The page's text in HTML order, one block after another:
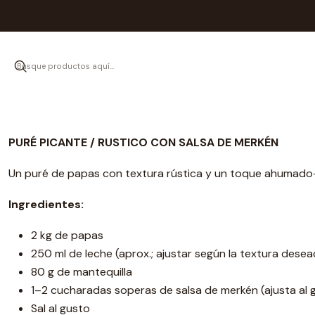
Puré
PURÉ PICANTE / RUSTICO CON SALSA DE MERKÉN
Un puré de papas con textura rústica y un toque
Ingredientes:
2 kg de papas
250 ml de leche (aprox.; ajustar según la textura
80 g de mantequilla
1–2 cucharadas soperas de salsa de merkén (ajusta al
Sal al gusto